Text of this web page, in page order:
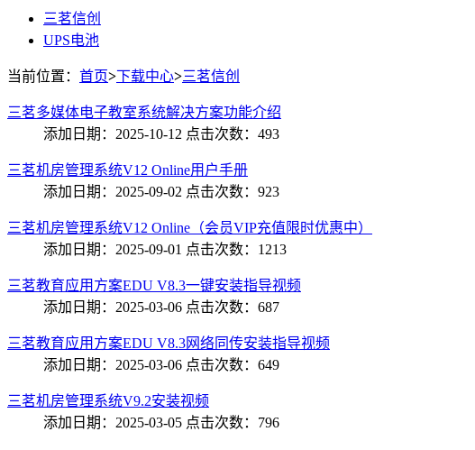
三茗信创
UPS电池
当前位置： 首页>下载中心>三茗信创
三茗多媒体电子教室系统解决方案功能介绍
添加日期：2025-10-12 点击次数：493
三茗机房管理系统V12 Online用户手册
添加日期：2025-09-02 点击次数：923
三茗机房管理系统V12 Online（会员VIP充值限时优惠中）
添加日期：2025-09-01 点击次数：1213
三茗教育应用方案EDU V8.3一键安装指导视频
添加日期：2025-03-06 点击次数：687
三茗教育应用方案EDU V8.3网络同传安装指导视频
添加日期：2025-03-06 点击次数：649
三茗机房管理系统V9.2安装视频
添加日期：2025-03-05 点击次数：796